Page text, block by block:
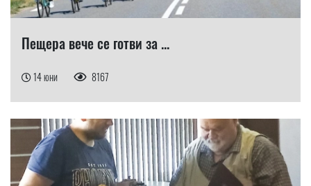
Пещера вече се готви за ...
14 юни 8167